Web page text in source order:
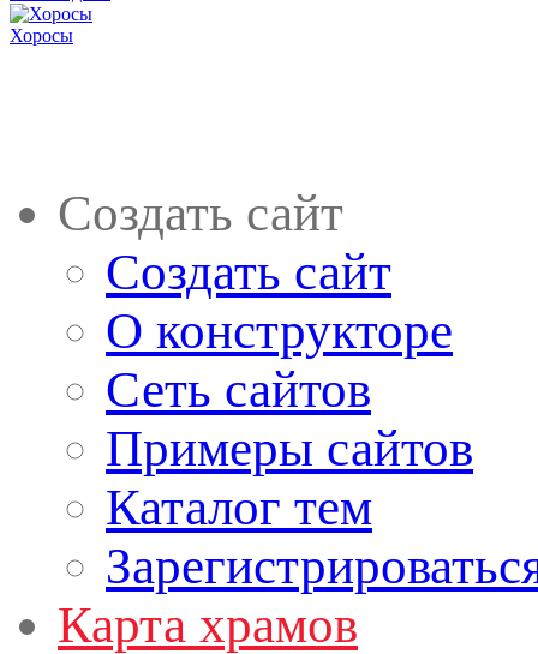
Хоросы
Создать сайт
Создать сайт
О конструкторе
Сеть сайтов
Примеры сайтов
Каталог тем
Карта храмов